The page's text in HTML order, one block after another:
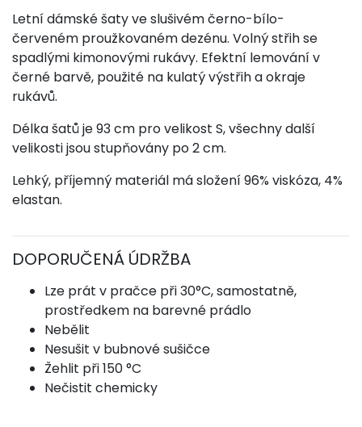
Letní dámské šaty ve slušivém černo-bílo-
červeném proužkovaném dezénu. Volný střih se
spadlými kimonovými rukávy. Efektní lemování v
černé barvě, použité na kulatý výstřih a okraje
rukávů.
Délka šatů je 93 cm pro velikost S, všechny další
velikosti jsou stupňovány po 2 cm.
Lehký, příjemný materiál má složení 96% viskóza, 4%
elastan.
DOPORUČENÁ ÚDRŽBA
Lze prát v pračce při 30°C, samostatně,
prostředkem na barevné prádlo
Nebělit
Nesušit v bubnové sušičce
Žehlit při 150 °C
Nečistit chemicky